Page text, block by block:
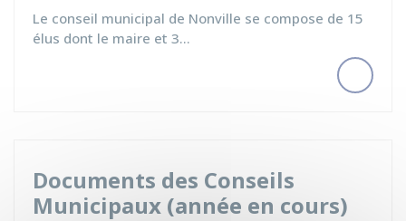
Le conseil municipal de Nonville se compose de 15
élus dont le maire et 3…
Documents des Conseils
Municipaux (année en cours)